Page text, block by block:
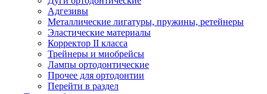
Адгезивы
Металлические лигатуры, пружины, ретейнеры
Эластические материалы
Корректор II класса
Трейнеры и миобрейсы
Лампы ортодонтические
Прочее для ортодонтии
Перейти в раздел